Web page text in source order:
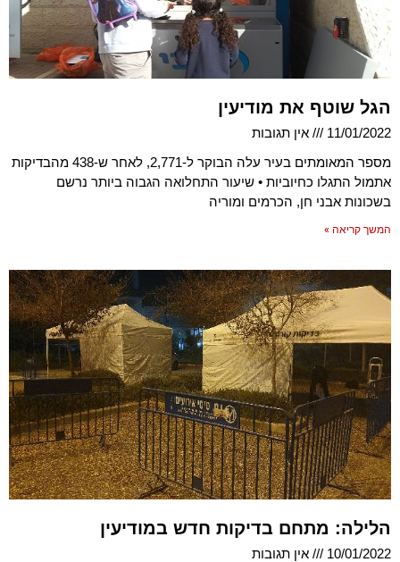
הגל שוטף את מודיעין
11/01/2022
אין תגובות
מספר המאומתים בעיר עלה הבוקר ל-2,771, לאחר ש-438 מהבדיקות
אתמול התגלו כחיוביות • שיעור התחלואה הגבוה ביותר נרשם
בשכונות אבני חן, הכרמים ומוריה
המשך קריאה »
הלילה: מתחם בדיקות חדש במודיעין
10/01/2022
אין תגובות